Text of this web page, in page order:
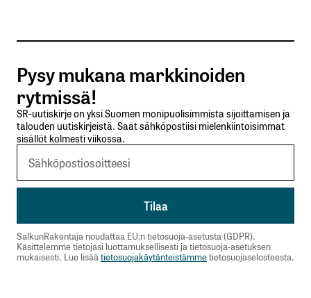
Tilaa SalkunRakentajan uutiskirje
Lähetä kommentti
Pysy mukana markkinoiden
rytmissä!
SR-uutiskirje on yksi Suomen monipuolisimmista sijoittamisen ja
talouden uutiskirjeistä. Saat sähköpostiisi mielenkiintoisimmat
sisällöt kolmesti viikossa.
SalkunRakentaja noudattaa EU:n tietosuoja-asetusta (GDPR).
Käsittelemme tietojasi luottamuksellisesti ja tietosuoja-asetuksen
mukaisesti. Lue lisää tietosuojakäytänteistämmetietosuojaselosteesta.